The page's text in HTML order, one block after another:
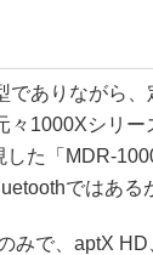
ありながら、
々1000Xシリ
た「MDR-
ではある
で、aptX HD